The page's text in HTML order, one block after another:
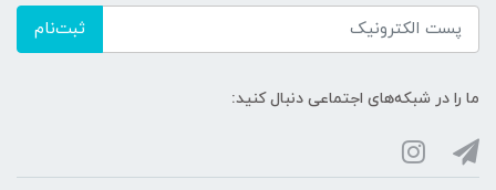
ثبت‌نام
ما را در شبکه‌های اجتماعی دنبال کنید: